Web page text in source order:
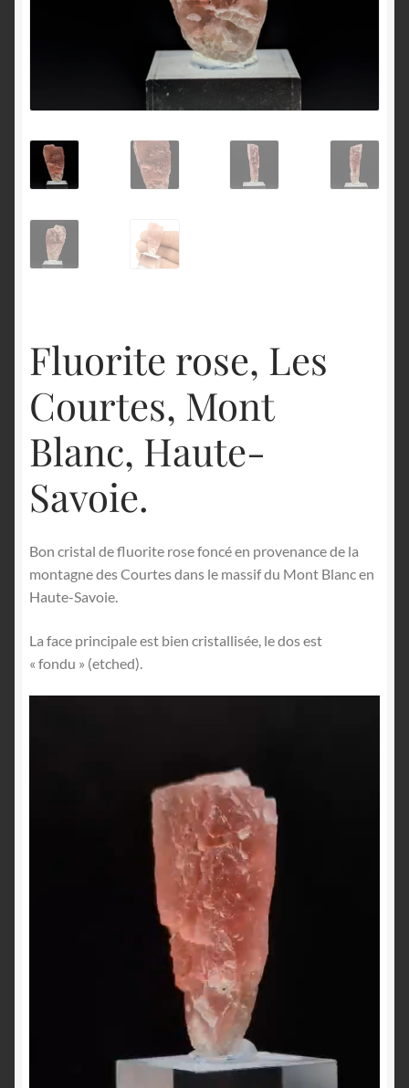
Fluorite rose, Les
Courtes, Mont
Blanc, Haute-
Savoie.
Bon cristal de fluorite rose foncé en provenance de la
montagne des Courtes dans le massif du Mont Blanc en
Haute-Savoie.
La face principale est bien cristallisée, le dos est
« fondu » (etched).